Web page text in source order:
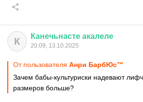
К Канечьнасте акалеле
20:09, 13.10.2025
От пользователя Анри БарбЮс™
Зачем бабы-культуриски надевают
размеров больше?